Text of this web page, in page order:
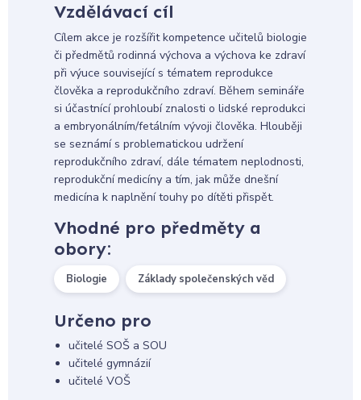
Vzdělávací cíl
Cílem akce je rozšířit kompetence učitelů biologie
či předmětů rodinná výchova a výchova ke zdraví
při výuce související s tématem reprodukce
člověka a reprodukčního zdraví. Během semináře
si účastnící prohloubí znalosti o lidské reprodukci
a embryonálním/fetálním vývoji člověka. Hlouběji
se seznámí s problematickou udržení
reprodukčního zdraví, dále tématem neplodnosti,
reprodukční medicíny a tím, jak může dnešní
medicína k naplnění touhy po dítěti přispět.
Vhodné pro předměty a
obory:
Biologie Základy společenských věd
Určeno pro
učitelé SOŠ a SOU
učitelé gymnázií
učitelé VOŠ